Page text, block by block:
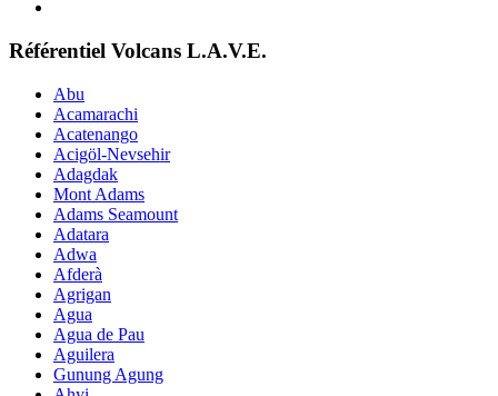
Référentiel Volcans L.A.V.E.
Abu
Acamarachi
Acatenango
Acigöl-Nevsehir
Adagdak
Mont Adams
Adams Seamount
Adatara
Adwa
Afderà
Agrigan
Agua
Agua de Pau
Aguilera
Gunung Agung